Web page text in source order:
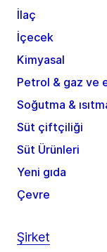
İlaç
İçecek
Kimyasal
Petrol & gaz ve
Soğutma &
Süt çiftçiliği
Süt Ürünleri
Yeni gıda
Çevre
Şirket